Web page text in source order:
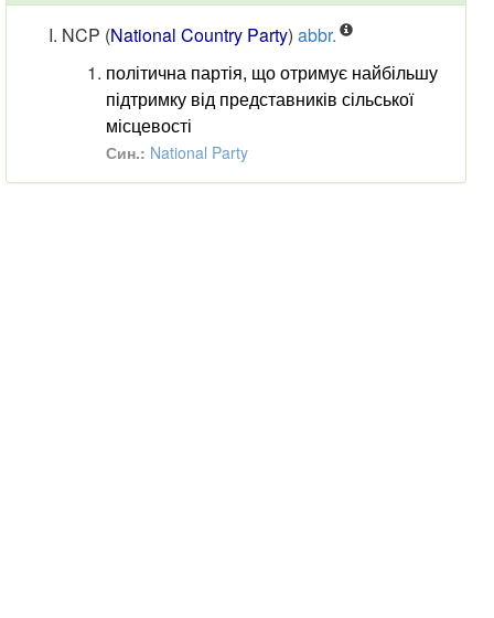
NCP (National Country Party) abbr.
політична партія, що отримує найбільшу
підтримку від представників сільської
місцевості
Син.: National Party